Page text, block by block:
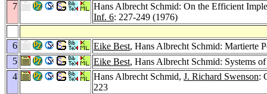
7
Hans Albrecht Schmid: On the Efficient
Inf. 6: 227-249 (1976)
6 Eike Best, Hans Albrecht Schmid: Martierte
5
Eike Best, Hans Albrecht Schmid: Systems
4
Hans Albrecht Schmid, J. Richard Swenson:
223